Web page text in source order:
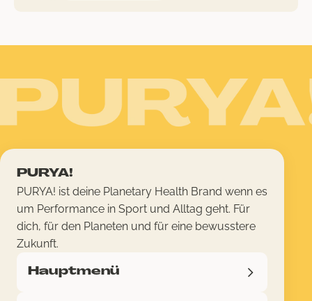
PURYA!
PURYA! ist deine Planetary Health Brand wenn es
um Performance in Sport und Alltag geht. Für
dich, für den Planeten und für eine bewusstere
Zukunft.
Hauptmenü